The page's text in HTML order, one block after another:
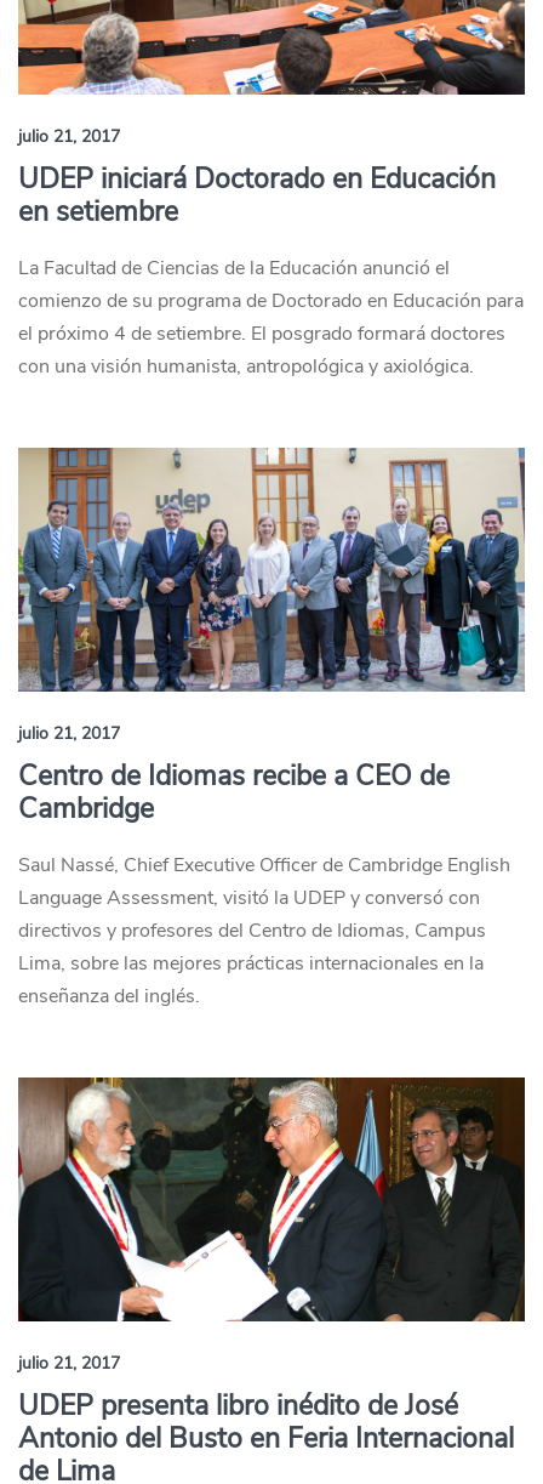
julio 21, 2017
UDEP iniciará Doctorado en Educación
en setiembre
La Facultad de Ciencias de la Educación anunció el
comienzo de su programa de Doctorado en Educación para
el próximo 4 de setiembre. El posgrado formará doctores
con una visión humanista, antropológica y axiológica.
julio 21, 2017
Centro de Idiomas recibe a CEO de
Cambridge
Saul Nassé, Chief Executive Officer de Cambridge English
Language Assessment, visitó la UDEP y conversó con
directivos y profesores del Centro de Idiomas, Campus
Lima, sobre las mejores prácticas internacionales en la
enseñanza del inglés.
julio 21, 2017
UDEP presenta libro inédito de José
Antonio del Busto en Feria Internacional
de Lima